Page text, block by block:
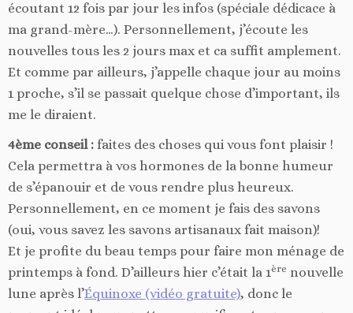
écoutant 12 fois par jour les infos (spéciale dédicace à
ma grand-mère…). Personnellement, j’écoute les
nouvelles tous les 2 jours max et ca suffit amplement.
Et comme par ailleurs, j’appelle chaque jour au moins
1 proche, s’il se passait quelque chose d’important, ils
me le diraient.
4ème conseil : faites des choses qui vous font plaisir !
Cela permettra à vos hormones de la bonne humeur
de s’épanouir et de vous rendre plus heureux.
Personnellement, en ce moment je fais des savons
(oui, vous savez les savons artisanaux fait maison)!
Et je profite du beau temps pour faire mon ménage de
printemps à fond. D’ailleurs hier c’était la 1ère nouvelle
lune après l’Équinoxe (vidéo gratuite), donc le